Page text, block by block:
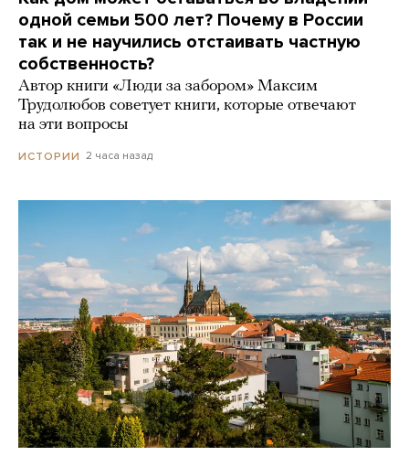
одной семьи 500 лет? Почему в России
так и не научились отстаивать частную
собственность?
Автор книги «Люди за забором» Максим
Трудолюбов советует книги, которые отвечают
на эти вопросы
ИСТОРИИ 2 часа назад